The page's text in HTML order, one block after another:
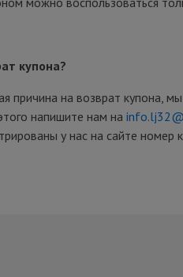
купона?
причина на возврат купона,
напишите нам на
у нас на сайте номер